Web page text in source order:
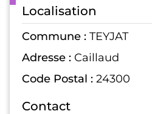
Localisation
Commune : TEYJAT
Adresse : Caillaud
Code Postal : 24300
Contact